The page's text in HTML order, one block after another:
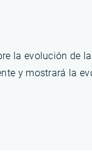
la evolución de
y mostrará la